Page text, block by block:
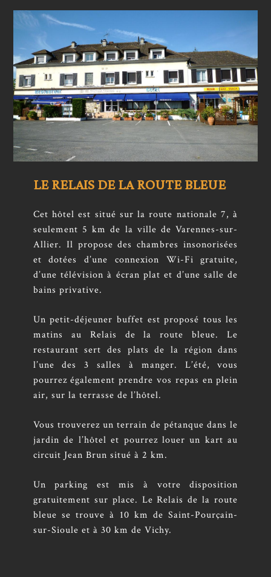
LE RELAIS DE LA ROUTE BLEUE
Cet hôtel est situé sur la route nationale 7, à
seulement 5 km de la ville de Varennes-sur-
Allier. Il propose des chambres insonorisées
et dotées d’une connexion Wi-Fi gratuite,
d’une télévision à écran plat et d’une salle de
bains privative.
Un petit-déjeuner buffet est proposé tous les
matins au Relais de la route bleue. Le
restaurant sert des plats de la région dans
l’une des 3 salles à manger. L’été, vous
pourrez également prendre vos repas en plein
air, sur la terrasse de l’hôtel.
Vous trouverez un terrain de pétanque dans le
jardin de l’hôtel et pourrez louer un kart au
circuit Jean Brun situé à 2 km.
Un parking est mis à votre disposition
gratuitement sur place. Le Relais de la route
bleue se trouve à 10 km de Saint-Pourçain-
sur-Sioule et à 30 km de Vichy.